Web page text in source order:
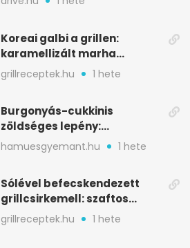
Koreai galbi a grillen:
karamellizált marha
rövidborda gyorsan
grillreceptek.hu 1 hete
Burgonyás-cukkinis
zöldséges lepény:
aranybarna, szaftos, hús
nélkül is
hamuesgyemant.hu 1 hete
Sólével befecskendezett
grillcsirkemell: szaftos
marad, nem szárad ki
grillreceptek.hu 1 hete